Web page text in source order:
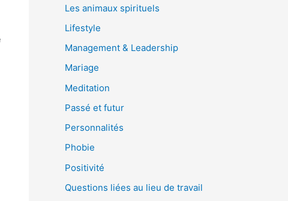
Les animaux spirituels
Lifestyle
Management & Leadership
Mariage
Meditation
Passé et futur
Personnalités
Phobie
Positivité
Questions liées au lieu de travail